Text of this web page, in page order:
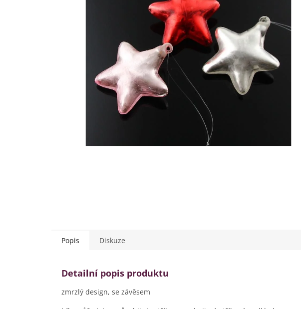
Popis Diskuze
Detailní popis produktu
zmrzlý design, se závěsem